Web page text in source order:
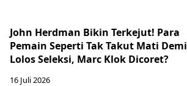
John Herdman Bikin Terkejut! Para
Pemain Seperti Tak Takut Mati Demi
Lolos Seleksi, Marc Klok Dicoret?
16 Juli 2026